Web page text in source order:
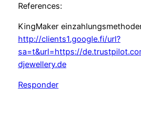
References:
KingMaker
http://clients1.google.fi/url?
sa=t&url=https://
djewellery.de
Responder